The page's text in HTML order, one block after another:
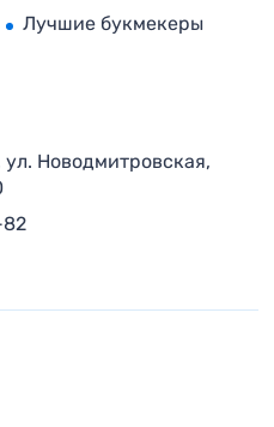
Лучшие букмекеры
ул. Новодмитровская,
82